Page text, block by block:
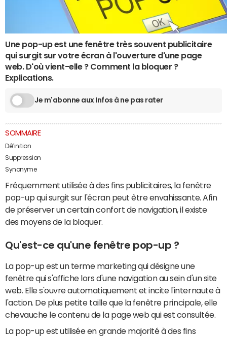
Une pop-up est une fenêtre très souvent publicitaire
qui surgit sur votre écran à l'ouverture d'une page
web. D'où vient-elle ? Comment la bloquer ?
Explications.
Je m'abonne aux Infos à ne pas rater
SOMMAIRE
Définition
Suppression
Synonyme
Fréquemment utilisée à des fins publicitaires, la fenêtre
pop-up qui surgit sur l'écran peut être envahissante. Afin
de préserver un certain confort de navigation, il existe
des moyens de la bloquer.
Qu'est-ce qu'une fenêtre pop-up ?
La pop-up est un terme marketing qui désigne une
fenêtre qui s'affiche lors d'une navigation au sein d'un site
web. Elle s'ouvre automatiquement et incite l'internaute à
l'action. De plus petite taille que la fenêtre principale, elle
chevauche le contenu de la page web qui est consultée.
La pop-up est utilisée en grande majorité à des fins